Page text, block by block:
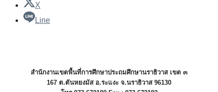
X
Line
สำนักงานเขตพื้นที่การศึกษาประถมศึกษานราธิวาส เขต ๓
167 ต.ตันหยงมัส อ.ระแงะ จ.นราธิวาส 96130